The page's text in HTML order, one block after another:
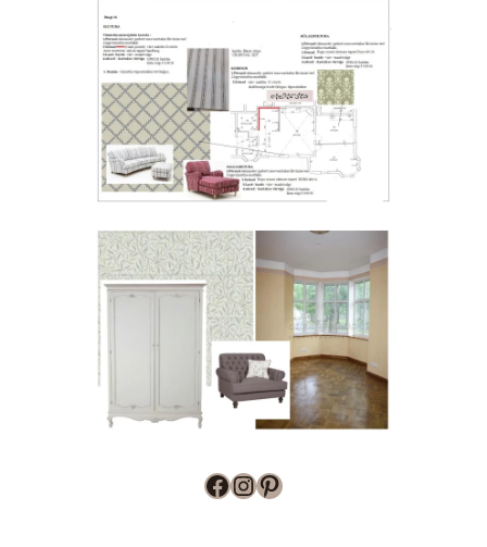
Facebook
Instagram
Pinterest